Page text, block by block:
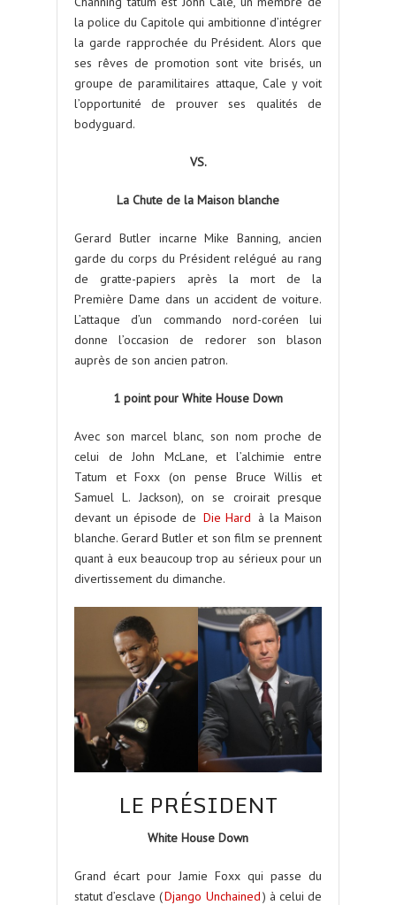
la police du Capitole qui ambitionne d’intégrer
la garde rapprochée du Président. Alors que
ses rêves de promotion sont vite brisés, un
groupe de paramilitaires attaque, Cale y voit
l’opportunité de prouver ses qualités de
bodyguard.
VS.
La Chute de la Maison blanche
Gerard Butler incarne Mike Banning, ancien
garde du corps du Président relégué au rang
de gratte-papiers après la mort de la
Première Dame dans un accident de voiture.
L’attaque d’un commando nord-coréen lui
donne l’occasion de redorer son blason
auprès de son ancien patron.
1 point pour White House Down
Avec son marcel blanc, son nom proche de
celui de John McLane, et l’alchimie entre
Tatum et Foxx (on pense Bruce Willis et
Samuel L. Jackson), on se croirait presque
devant un épisode de Die Hard à la Maison
blanche. Gerard Butler et son film se prennent
quant à eux beaucoup trop au sérieux pour un
divertissement du dimanche.
LE PRÉSIDENT
White House Down
Grand écart pour Jamie Foxx qui passe du
statut d’esclave (Django Unchained) à celui de